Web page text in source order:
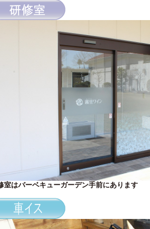
室はバーベキューガーデン手前に